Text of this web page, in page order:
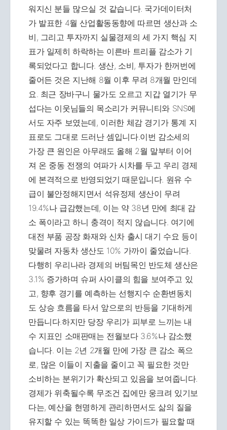
워지신 분들 많으실 것 같습니다. 국가데이터처
가 발표한 4월 산업활동동향에 따르면 생산과 소
비, 그리고 투자까지 실물경제의 세 가지 핵심 지
표가 일제히 하락하는 이른바 트리플 감소가 기
록되었다고 합니다. 생산, 소비, 투자가 한꺼번에
줄어든 것은 지난해 8월 이후 무려 8개월 만인데
요. 최근 장바구니 물가도 오르고 지갑 열기가 무
섭다는 이웃님들의 목소리가 커뮤니티와 SNS에
서도 자주 보였는데, 이러한 체감 경기가 통계 지
표로도 그대로 드러난 셈입니다.이번 감소세의
가장 큰 원인은 아무래도 올해 2월 말부터 이어
져 온 중동 전쟁의 여파가 시차를 두고 우리 경제
에 본격적으로 반영되었기 때문입니다. 원유 수
급이 불안정해지면서 석유정제 생산이 무려
19.4%나 급감했는데, 이는 약 38년 만에 최대 감
소 폭이라고 하니 충격이 적지 않습니다. 여기에
대전 부품 공장 화재와 신차 출시 대기 수요 등이
맞물려 자동차 생산도 10% 가까이 줄었습니다.
다행히 우리나라 경제의 버팀목인 반도체 생산은
3.1% 증가하며 슈퍼 사이클의 힘을 보여주고 있
고, 향후 경기를 예측하는 선행지수 순환변동치
도 상승 흐름을 타서 앞으로의 반등을 기대하게
만듭니다.하지만 당장 우리가 피부로 느끼는 내
수 지표인 소매판매는 전월보다 3.6%나 감소했
습니다. 이는 2년 2개월 만에 가장 큰 감소 폭으
로, 많은 이들이 지출을 줄이고 꼭 필요한 것만
소비하는 분위기가 확산되고 있음을 보여줍니다.
경제가 위축될수록 무조건 집에만 웅크려 있기보
다는, 예산을 현명하게 관리하면서도 삶의 질을
유지할 수 있는 똑똑한 일상 가이드가 필요할 때